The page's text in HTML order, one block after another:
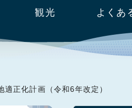
観光 よくあ
適正化計画（令和6年改定）